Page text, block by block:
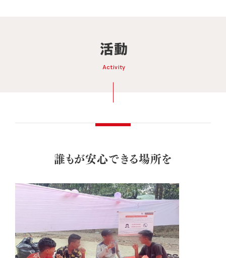
活動
Activity
誰もが安心できる場所を